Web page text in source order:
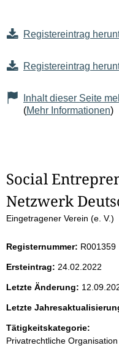
Registereintrag
Registereintrag
Inhalt dieser Seite
(Mehr Informationen)
S
e
t
e
n
i
Social
Netzwerk
Eingetragener Verein (e. V.)
Registernummer: R001359
Ersteintrag: 24.02.2022
Letzte Änderung:
Letzte
Tätigkeitskategorie:
Privatrechtliche